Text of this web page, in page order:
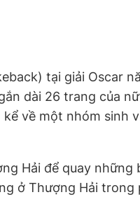
tại giải Oscar
dài 26 trang của
về một nhóm sinh
Hải để quay
ở Thượng Hải